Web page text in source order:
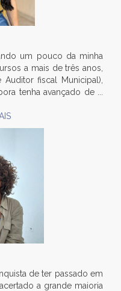
um pouco da minha
a mais de três anos,
fiscal Municipal),
tenha avançado de ...
de ter passado em
a grande maioria